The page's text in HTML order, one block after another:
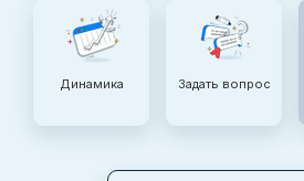
Динамика Задать вопрос